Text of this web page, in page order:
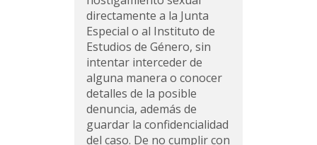
directamente a la Junta
Especial o al Instituto de
Estudios de Género, sin
intentar interceder de
alguna manera o conocer
detalles de la posible
denuncia, además de
guardar la confidencialidad
del caso. De no cumplir con